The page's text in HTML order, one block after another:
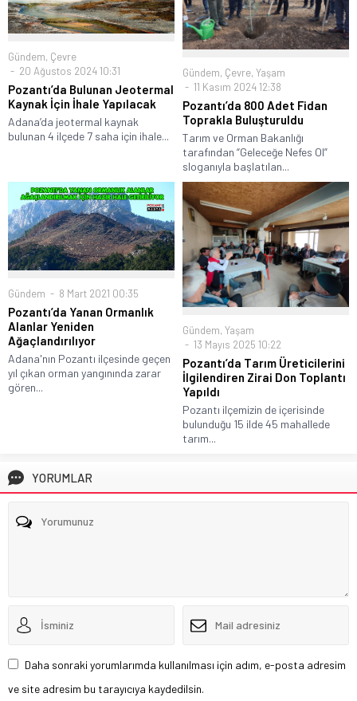
Gündem, Çevre
20 Ağustos 2024 10:31
Pozantı’da Bulunan Jeotermal
Kaynak İçin İhale Yapılacak
Adana’da jeotermal kaynak
bulunan 4 ilçede 7 saha için ihale...
Gündem, Çevre, Yaşam
11 Kasım 2024 12:38
Pozantı’da 800 Adet Fidan
Toprakla Buluşturuldu
Tarım ve Orman Bakanlığı
tarafından “Geleceğe Nefes Ol”
sloganıyla başlatılan...
Gündem 8 Mart 2021 00:35
Pozantı’da Yanan Ormanlık
Alanlar Yeniden
Ağaçlandırılıyor
Adana'nın Pozantı ilçesinde geçen
yıl çıkan orman yangınında zarar
gören...
Gündem, Yaşam
13 Mayıs 2025 10:22
Pozantı’da Tarım Üreticilerini
İlgilendiren Zirai Don Toplantı
Yapıldı
Pozantı ilçemizin de içerisinde
bulunduğu 15 ilde 45 mahallede
tarım...
YORUMLAR
Daha sonraki yorumlarımda kullanılması için adım, e-posta adresim
ve site adresim bu tarayıcıya kaydedilsin.